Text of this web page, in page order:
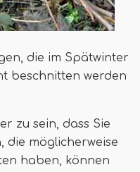
die im Spätwinter
beschnitten werden
zu sein, dass Sie
die möglicherweise
haben, können